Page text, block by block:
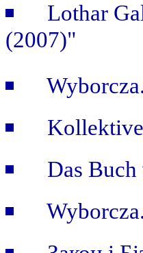
Lothar
(2007)"
Das